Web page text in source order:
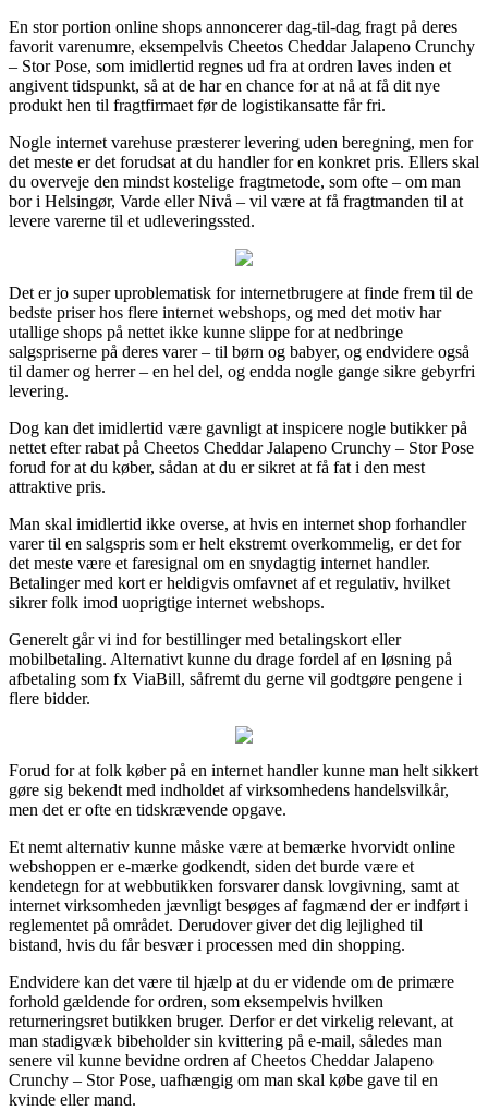
En stor portion online shops annoncerer dag-til-dag fragt på deres
favorit varenumre, eksempelvis Cheetos Cheddar Jalapeno Crunchy
– Stor Pose, som imidlertid regnes ud fra at ordren laves inden et
angivent tidspunkt, så at de har en chance for at nå at få dit nye
produkt hen til fragtfirmaet før de logistikansatte får fri.
Nogle internet varehuse præsterer levering uden beregning, men for
det meste er det forudsat at du handler for en konkret pris. Ellers skal
du overveje den mindst kostelige fragtmetode, som ofte – om man
bor i Helsingør, Varde eller Nivå – vil være at få fragtmanden til at
levere varerne til et udleveringssted.
Det er jo super uproblematisk for internetbrugere at finde frem til de
bedste priser hos flere internet webshops, og med det motiv har
utallige shops på nettet ikke kunne slippe for at nedbringe
salgspriserne på deres varer – til børn og babyer, og endvidere også
til damer og herrer – en hel del, og endda nogle gange sikre gebyrfri
levering.
Dog kan det imidlertid være gavnligt at inspicere nogle butikker på
nettet efter rabat på Cheetos Cheddar Jalapeno Crunchy – Stor Pose
forud for at du køber, sådan at du er sikret at få fat i den mest
attraktive pris.
Man skal imidlertid ikke overse, at hvis en internet shop forhandler
varer til en salgspris som er helt ekstremt overkommelig, er det for
det meste være et faresignal om en snydagtig internet handler.
Betalinger med kort er heldigvis omfavnet af et regulativ, hvilket
sikrer folk imod uoprigtige internet webshops.
Generelt går vi ind for bestillinger med betalingskort eller
mobilbetaling. Alternativt kunne du drage fordel af en løsning på
afbetaling som fx ViaBill, såfremt du gerne vil godtgøre pengene i
flere bidder.
Forud for at folk køber på en internet handler kunne man helt sikkert
gøre sig bekendt med indholdet af virksomhedens handelsvilkår,
men det er ofte en tidskrævende opgave.
Et nemt alternativ kunne måske være at bemærke hvorvidt online
webshoppen er e-mærke godkendt, siden det burde være et
kendetegn for at webbutikken forsvarer dansk lovgivning, samt at
internet virksomheden jævnligt besøges af fagmænd der er indført i
reglementet på området. Derudover giver det dig lejlighed til
bistand, hvis du får besvær i processen med din shopping.
Endvidere kan det være til hjælp at du er vidende om de primære
forhold gældende for ordren, som eksempelvis hvilken
returneringsret butikken bruger. Derfor er det virkelig relevant, at
man stadigvæk bibeholder sin kvittering på e-mail, således man
senere vil kunne bevidne ordren af Cheetos Cheddar Jalapeno
Crunchy – Stor Pose, uafhængig om man skal købe gave til en
kvinde eller mand.